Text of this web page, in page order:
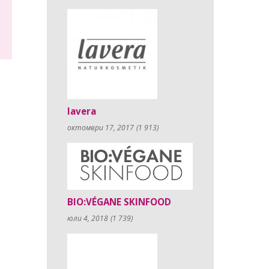
lavera
октомври 17, 2017 (1 913)
BIO:VÉGANE SKINFOOD
юли 4, 2018 (1 739)